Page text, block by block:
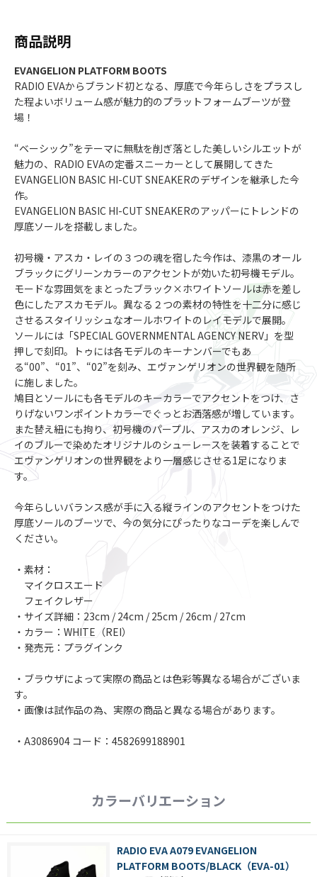
商品説明
EVANGELION PLATFORM BOOTS
RADIO EVAからブランド初となる、厚底で今年らしさをプラスし
た程よいボリューム感が魅力的のプラットフォームブーツが登
場！
“ベーシック”をテーマに無駄を削ぎ落とした美しいシルエットが
魅力の、RADIO EVAの定番スニーカーとして展開してきた
EVANGELION BASIC HI-CUT SNEAKERのデザインを継承した今
作。
EVANGELION BASIC HI-CUT SNEAKERのアッパーにトレンドの
厚底ソールを搭載しました。
初号機・アスカ・レイの３つの魂を宿した今作は、漆黒のオール
ブラックにグリーンカラーのアクセントが効いた初号機モデル。
モードな雰囲気をまとったブラック×ホワイトソールは赤を差し
色にしたアスカモデル。異なる２つの素材の特性を十二分に感じ
させるスタイリッシュなオールホワイトのレイモデルで展開。
ソールには「SPECIAL GOVERNMENTAL AGENCY NERV」を型
押しで刻印。トゥには各モデルのキーナンバーでもあ
る“00”、“01”、“02”を刻み、エヴァンゲリオンの世界観を随所
に施しました。
鳩目とソールにも各モデルのキーカラーでアクセントをつけ、さ
りげないワンポイントカラーでぐっとお洒落感が増しています。
また替え紐にも拘り、初号機のパープル、アスカのオレンジ、レ
イのブルーで染めたオリジナルのシューレースを装着することで
エヴァンゲリオンの世界観をより一層感じさせる1足になりま
す。
今年らしいバランス感が手に入る縦ラインのアクセントをつけた
厚底ソールのブーツで、今の気分にぴったりなコーデを楽しんで
ください。
・素材：
マイクロスエード
フェイクレザー
・サイズ詳細：23cm / 24cm / 25cm / 26cm / 27cm
・カラー：WHITE（REI）
・発売元：プラグインク
・ブラウザによって実際の商品とは色彩等異なる場合がございま
す。
・画像は試作品の為、実際の商品と異なる場合があります。
・A3086904 コード：4582699188901
カラーバリエーション
RADIO EVA A079 EVANGELION
PLATFORM BOOTS/BLACK（EVA-01）